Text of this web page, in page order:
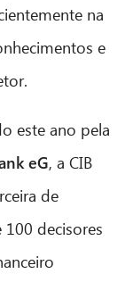
na
e
este ano pela
eG, a CIB
de
decisores